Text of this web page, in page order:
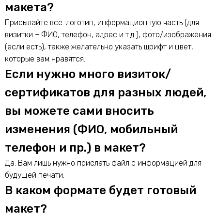
макета?
Присылайте все: логотип, информационную часть (для
визитки – ФИО, телефон, адрес и т.д.), фото/изображения
(если есть), также желательно указать шрифт и цвет,
которые вам нравятся.
Если нужно много визиток/
сертификатов для разных людей,
вы можете сами вносить
изменения (ФИО, мобильный
телефон и пр.) в макет?
Да. Вам лишь нужно прислать файл с информацией для
будущей печати.
В каком формате будет готовый
макет?